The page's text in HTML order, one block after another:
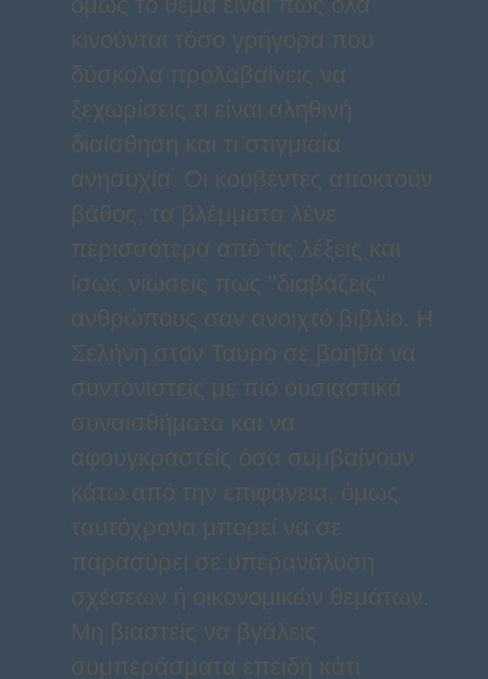
κινούνται τόσο γρήγορα που
δύσκολα προλαβαίνεις να
ξεχωρίσεις τι είναι αληθινή
διαίσθηση και τι στιγμιαία
ανησυχία. Οι κουβέντες αποκτούν
βάθος, τα βλέμματα λένε
περισσότερα από τις λέξεις και
ίσως νιώσεις πως "διαβάζεις"
ανθρώπους σαν ανοιχτό βιβλίο. Η
Σελήνη στον Ταύρο σε βοηθά να
συντονιστείς με πιο ουσιαστικά
συναισθήματα και να
αφουγκραστείς όσα συμβαίνουν
κάτω από την επιφάνεια, όμως
ταυτόχρονα μπορεί να σε
παρασύρει σε υπερανάλυση
σχέσεων ή οικονομικών θεμάτων.
Μη βιαστείς να βγάλεις
συμπεράσματα επειδή κάτι